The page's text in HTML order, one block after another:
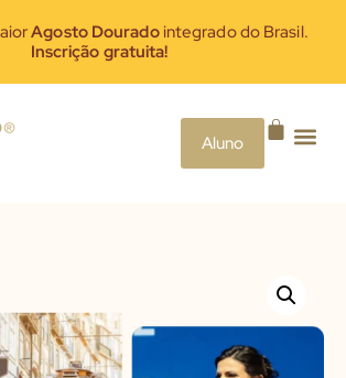
Agosto Dourado integrado do Brasil.
Inscrição gratuita!
Aluno